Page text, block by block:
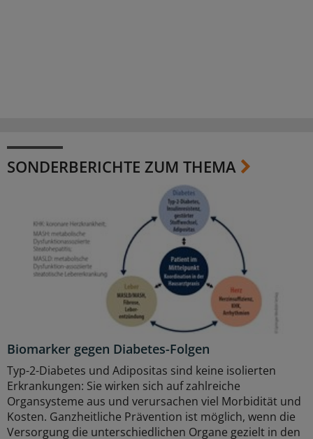
SONDERBERICHTE ZUM THEMA
Biomarker gegen Diabetes-Folgen
Typ-2-Diabetes und Adipositas sind keine isolierten
Erkrankungen: Sie wirken sich auf zahlreiche
Organsysteme aus und verursachen viel Morbidität und
Kosten. Ganzheitliche Prävention ist möglich, wenn die
Versorgung die unterschiedlichen Organe gezielt in den